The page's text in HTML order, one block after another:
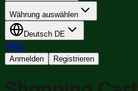
Währung auswählen
Deutsch DE
FAQ
Anmelden Registrieren